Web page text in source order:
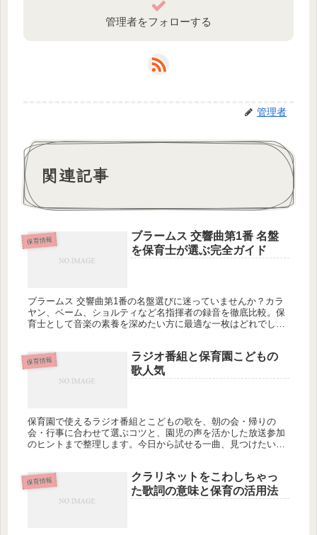
管理者をフォローする
管理者
関連記事
保育情報
ブラームス 交響曲第1番 名盤
を保育士が選ぶ完全ガイド
ブラームス 交響曲第1番の名盤選びに迷っていませんか？カラ
ヤン、ベーム、ショルティなど名指揮者の録音を徹底比較。保
育士として音楽の素養を深めたい方に最適な一枚はどれでしょ
保育情報
ラジオ番組と保育園こどもの
歌人気
保育園で使えるラジオ番組とこどもの歌を、朝の会・帰りの
会・行事に合わせて選ぶコツと、園児の声を活かした放送参加
のヒントまで整理します。今日から試せる一曲、見つけたいで
保育情報
クラリネットをこわしちゃっ
た歌詞の意味と保育の活用法